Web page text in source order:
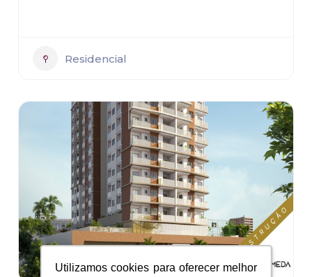
Utilizamos cookies para oferecer melhor
Utilizamos cookies para oferecer melhor
Residencial